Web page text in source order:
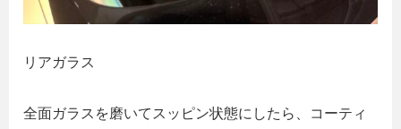
リアガラス
全面ガラスを磨いてスッピン状態にしたら、コーティ